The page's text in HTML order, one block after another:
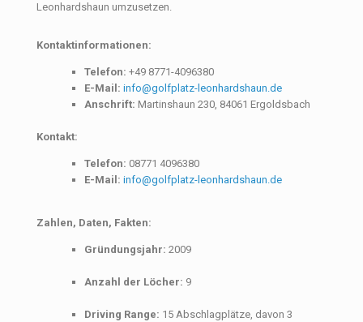
Leonhardshaun umzusetzen.
Kontaktinformationen:
Telefon: +49 8771-4096380
E-Mail: info@golfplatz-leonhardshaun.de
Anschrift: Martinshaun 230, 84061 Ergoldsbach
Kontakt:
Telefon: 08771 4096380
E-Mail: info@golfplatz-leonhardshaun.de
Zahlen, Daten, Fakten:
Gründungsjahr: 2009
Anzahl der Löcher: 9
Driving Range: 15 Abschlagplätze, davon 3